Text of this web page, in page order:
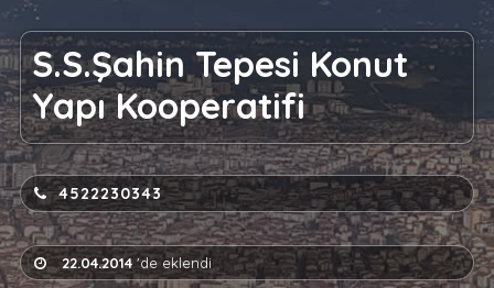
S.S.Şahin Tepesi Konut
Yapı Kooperatifi
4522230343
22.04.2014'de eklendi